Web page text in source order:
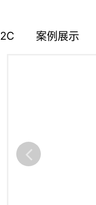
案例展示